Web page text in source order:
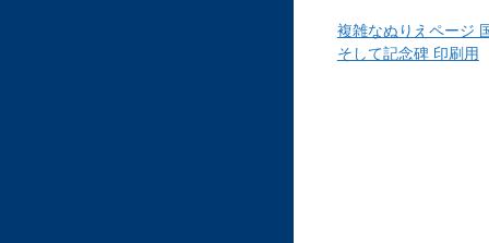
複雑なぬりえページ
そして記念碑 印刷用